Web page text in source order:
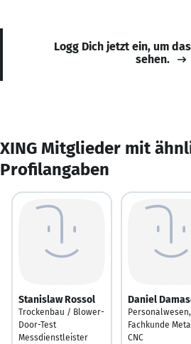
Logg Dich jetzt ein, um
sehen.
XING Mitglieder mit
Profilangaben
Stanislaw Rossol
Trockenbau / Blower-
Door-Test
Messdienstleister
Daniel
Personalwesen,
Fachkunde
CNC